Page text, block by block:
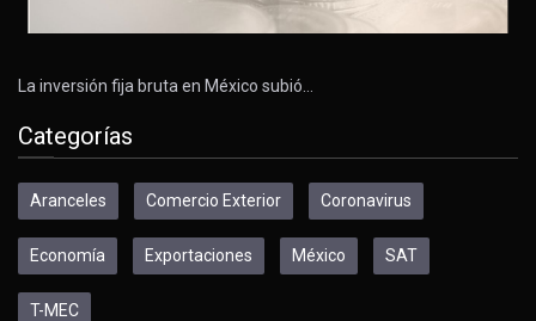
La inversión fija bruta en México subió…
Categorías
Aranceles Comercio Exterior Coronavirus
Economía Exportaciones México SAT
T-MEC